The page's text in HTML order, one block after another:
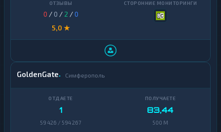
0 / 0 / 2 /0
5,0 ★
GoldenGate Симферополь
1
59 426 / 594 267
83,44
500 M
Ravencoin1
Terra
1